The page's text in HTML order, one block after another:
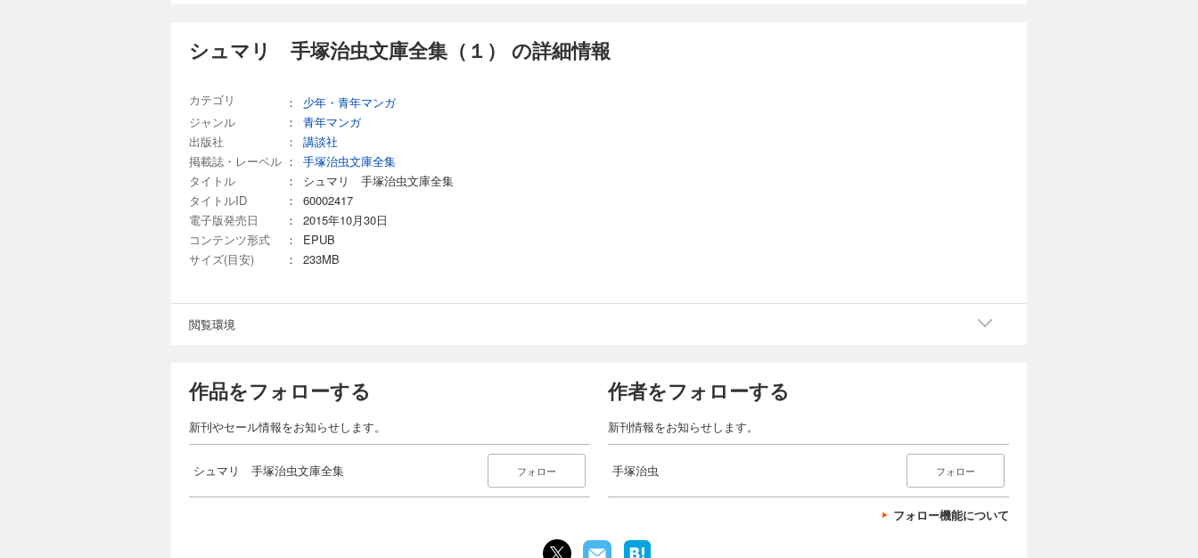
シュマリ 手塚治虫文庫全集（１） の詳細情報
カテゴリ ：
少年・青年マンガ
ジャンル
：
青年マンガ
出版社
：
講談社
掲載誌・レーベル ：
手塚治虫文庫全集
タイトル
：
シュマリ 手塚治虫文庫全集
タイトルID
：
60002417
電子版発売日
：
2015年10月30日
コンテンツ形式
：
EPUB
サイズ(目安)
： 233MB
閲覧環境
作品をフォローする
新刊やセール情報をお知らせします。
シュマリ 手塚治虫文庫全集 フォロー
作者をフォローする
新刊情報をお知らせします。
手塚治虫 フォロー
フォロー機能について